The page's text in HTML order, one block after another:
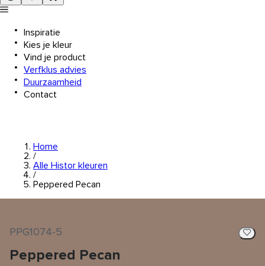
Inspiratie
Kies je kleur
Vind je product
Verfklus advies
Duurzaamheid
Contact
Home
/
Alle Histor kleuren
/
Peppered Pecan
PPG1074-5
Peppered Pecan